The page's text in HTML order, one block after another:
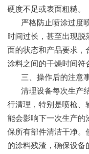
硬度不足或表面粗糙。
严格防止喷涂过度
时间过长，甚至出现脱
面的状态和产品要求，
涂料之间的干燥时间符
三、操作后的注意
清理设备每次生产
行清理，特别是喷枪、
能会影响下一次生产的
保所有部件清洁干净。
的涂料残渣，确保设备